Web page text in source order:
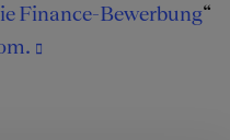
Finance-Bewerbung“